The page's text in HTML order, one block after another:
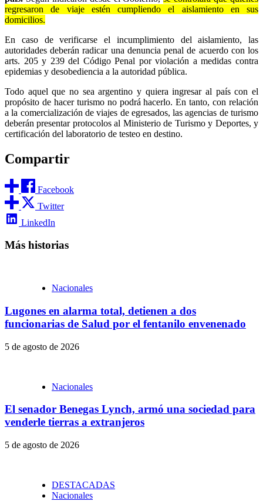
regresaron de viaje estén cumpliendo el aislamiento en sus
domicilios.
En caso de verificarse el incumplimiento del aislamiento, las
autoridades deberán radicar una denuncia penal de acuerdo con los
arts. 205 y 239 del Código Penal por violación a medidas contra
epidemias y desobediencia a la autoridad pública.
Todo aquel que no sea argentino y quiera ingresar al país con el
propósito de hacer turismo no podrá hacerlo. En tanto, con relación
a la comercialización de viajes de egresados, las agencias de turismo
deberán presentar protocolos al Ministerio de Turismo y Deportes, y
certificación del laboratorio de testeo en destino.
Compartir
Facebook
Twitter
LinkedIn
Más historias
Nacionales
Lugones en alarma total, detienen a dos
funcionarias de Salud por el fentanilo envenenado
5 de agosto de 2026
Nacionales
El senador Benegas Lynch, armó una sociedad para
venderle tierras a extranjeros
5 de agosto de 2026
DESTACADAS
Nacionales